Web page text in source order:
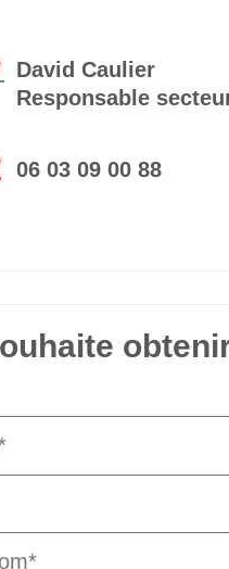
David Caulier
Responsable
06 03 09 00 88